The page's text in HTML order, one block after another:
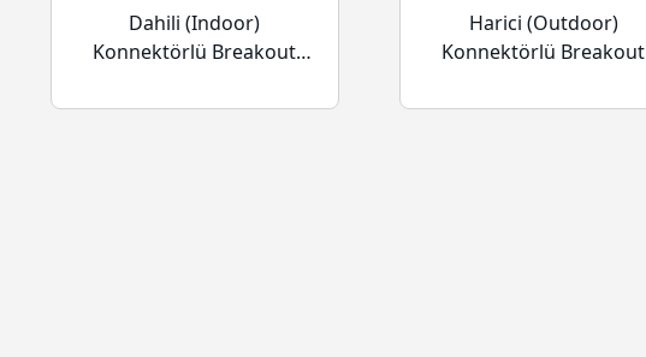
Dahili (Indoor)
Konnektörlü Breakout
Harici (Outdoor)
Konnektörlü Breakout